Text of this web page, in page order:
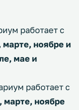
работает с
ноябре и
мае и
работает с
марте, ноябре